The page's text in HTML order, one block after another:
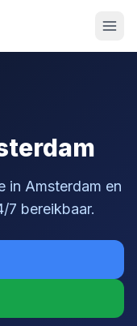
in Amsterdam en
7 bereikbaar.